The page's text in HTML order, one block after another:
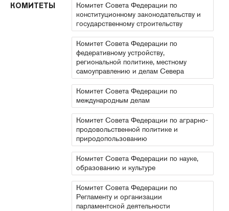
КОМИТЕТЫ
Комитет Совета Федерации по
конституционному законодательству и
государственному строительству
Комитет Совета Федерации по
федеративному устройству,
региональной политике, местному
самоуправлению и делам Севера
Комитет Совета Федерации по
международным делам
Комитет Совета Федерации по аграрно-
продовольственной политике и
природопользованию
Комитет Совета Федерации по науке,
образованию и культуре
Комитет Совета Федерации по
Регламенту и организации
парламентской деятельности